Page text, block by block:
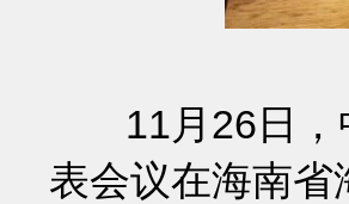
11月26日，中
表会议在海南